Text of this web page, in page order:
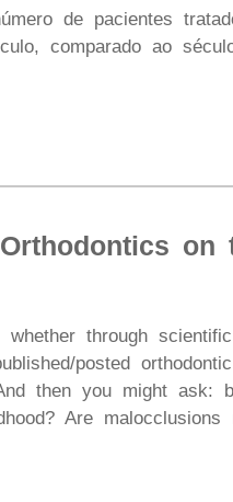
de pacientes
comparado ao
whether through
posted
then you might
Are